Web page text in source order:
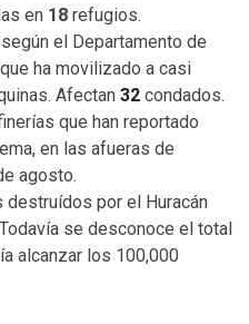
en 18 refugios.
el Departamento de
ha movilizado a casi
Afectan 32 condados.
que han reportado
en las afueras de
agosto.
destruídos por el Huracán
se desconoce el total
alcanzar los 100,000